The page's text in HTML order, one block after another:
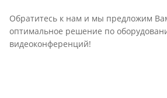
Обратитесь к нам и мы предложим
оптимальное решение по
видеоконференций!